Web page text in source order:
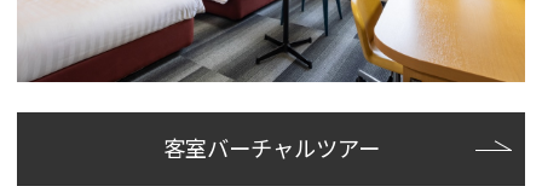
客室バーチャルツアー